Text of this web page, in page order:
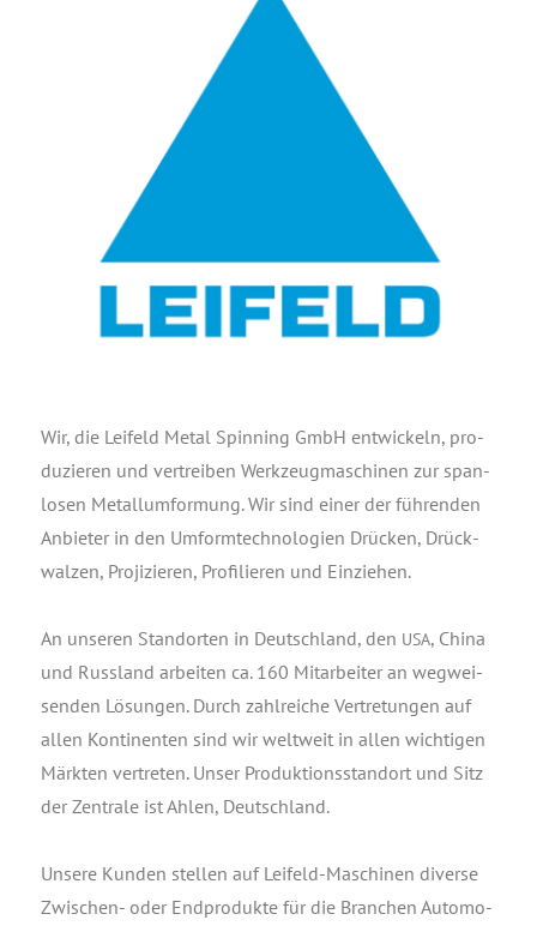
Wir, die Lei­feld Metal Spin­ning GmbH ent­wi­ckeln, pro­
du­zie­ren und ver­trei­ben Werk­zeug­ma­schi­nen zur span­
lo­sen Metall­um­for­mung. Wir sind einer der füh­ren­den
Anbie­ter in den Umform­tech­no­lo­gien Drü­cken, Drück­
wal­zen, Pro­ji­zie­ren, Pro­fi­lie­ren und Einziehen.
An unse­ren Stand­or­ten in Deutsch­land, den USA, Chi­na
und Russ­land arbei­ten ca. 160 Mit­ar­bei­ter an weg­wei­
sen­den Lösun­gen. Durch zahl­rei­che Ver­tre­tun­gen auf
allen Kon­ti­nen­ten sind wir welt­weit in allen wich­ti­gen
Märk­ten ver­tre­ten. Unser Pro­duk­ti­ons­stand­ort und Sitz
der Zen­tra­le ist Ahlen, Deutschland.
Unse­re Kun­den stel­len auf Lei­feld-Maschi­nen diver­se
Zwi­schen- oder End­pro­duk­te für die Bran­chen Auto­mo­